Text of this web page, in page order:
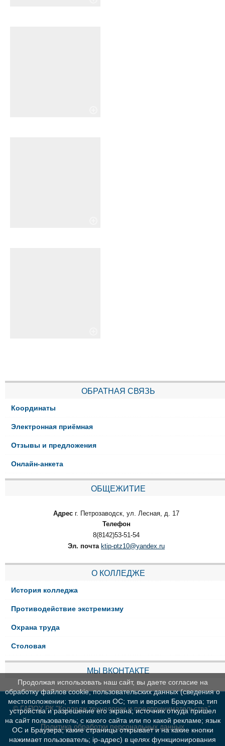
ОБРАТНАЯ СВЯЗЬ
Координаты
Электронная приёмная
Отзывы и предложения
Онлайн-анкета
ОБЩЕЖИТИЕ
Адрес г. Петрозаводск, ул. Лесная, д. 17
Телефон
8(8142)53-51-54
Эл. почта ktip-ptz10@yandex.ru
О КОЛЛЕДЖЕ
История колледжа
Противодействие экстремизму
Охрана труда
Столовая
МЫ ВКОНТАКТЕ
© ГАПОУ РК "Колледж технологии и предпринимательства"
Политика обработки персональных данных
Продолжая использовать наш сайт, вы даете согласие на
обработку файлов cookie, пользовательских данных (сведения о
местоположении; тип и версия ОС; тип и версия Браузера; тип
устройства и разрешение его экрана; источник откуда пришел
на сайт пользователь; с какого сайта или по какой рекламе; язык
ОС и Браузера; какие страницы открывает и на какие кнопки
нажимает пользователь; ip-адрес) в целях функционирования